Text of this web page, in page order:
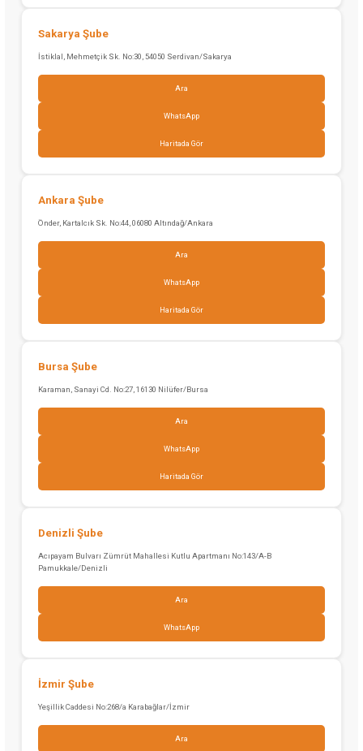
Sakarya Şube
İstiklal, Mehmetçik Sk. No:30, 54050 Serdivan/Sakarya
Ara
WhatsApp
Haritada Gör
Ankara Şube
Önder, Kartalcık Sk. No:44, 06080 Altındağ/Ankara
Ara
WhatsApp
Haritada Gör
Bursa Şube
Karaman, Sanayi Cd. No:27, 16130 Nilüfer/Bursa
Ara
WhatsApp
Haritada Gör
Denizli Şube
Acıpayam Bulvarı Zümrüt Mahallesi Kutlu Apartmanı No:143/A-B
Pamukkale/Denizli
Ara
WhatsApp
İzmir Şube
Yeşillik Caddesi No:268/a Karabağlar/İzmir
Ara